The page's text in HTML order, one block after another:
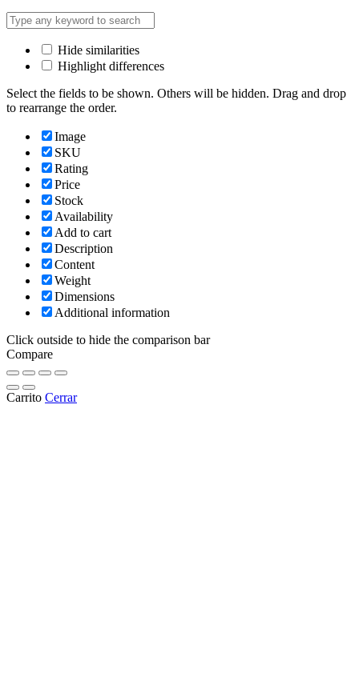
Hide similarities
Highlight differences
Select the fields to be shown. Others will be hidden. Drag and drop
to rearrange the order.
Image
SKU
Rating
Price
Stock
Availability
Add to cart
Description
Content
Weight
Dimensions
Additional information
Click outside to hide the comparison bar
Compare
Carrito Cerrar